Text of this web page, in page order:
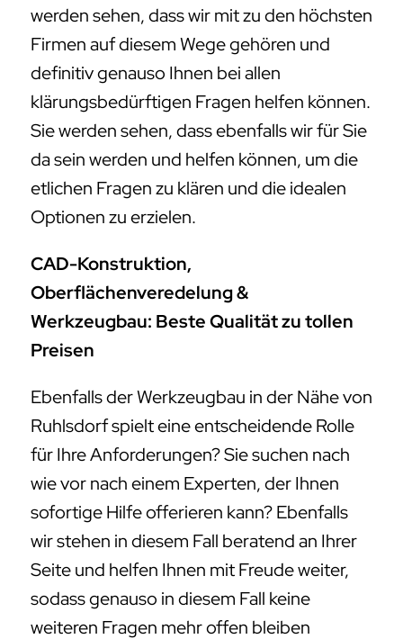
werden sehen, dass wir mit zu den höchsten
Firmen auf diesem Wege gehören und
definitiv genauso Ihnen bei allen
klärungsbedürftigen Fragen helfen können.
Sie werden sehen, dass ebenfalls wir für Sie
da sein werden und helfen können, um die
etlichen Fragen zu klären und die idealen
Optionen zu erzielen.
CAD-Konstruktion,
Oberflächenveredelung &
Werkzeugbau: Beste Qualität zu tollen
Preisen
Ebenfalls der Werkzeugbau in der Nähe von
Ruhlsdorf spielt eine entscheidende Rolle
für Ihre Anforderungen? Sie suchen nach
wie vor nach einem Experten, der Ihnen
sofortige Hilfe offerieren kann? Ebenfalls
wir stehen in diesem Fall beratend an Ihrer
Seite und helfen Ihnen mit Freude weiter,
sodass genauso in diesem Fall keine
weiteren Fragen mehr offen bleiben